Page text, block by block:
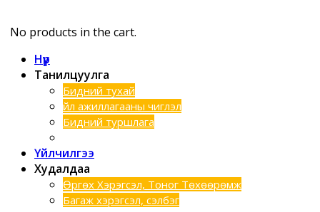
No products in the cart.
Нүүр
Танилцуулга
Бидний тухай
Үйл ажиллагааны чиглэл
Бидний туршлага
Үйлчилгээ
Худалдаа
Өргөх Хэрэгсэл, Тоног Төхөөрөмж
Багаж хэрэгсэл, сэлбэг